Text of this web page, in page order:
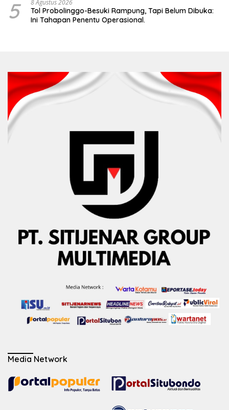
5 8 Agustus 2026
Tol Probolinggo-Besuki Rampung, Tapi Belum Dibuka:
Ini Tahapan Penentu Operasional.
Media Network